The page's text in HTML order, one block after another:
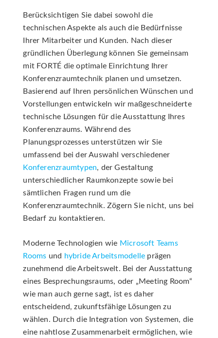
Berücksichtigen Sie dabei sowohl die
technischen Aspekte als auch die Bedürfnisse
Ihrer Mitarbeiter und Kunden. Nach dieser
gründlichen Überlegung können Sie gemeinsam
mit FORTÉ die optimale Einrichtung Ihrer
Konferenzraumtechnik planen und umsetzen.
Basierend auf Ihren persönlichen Wünschen und
Vorstellungen entwickeln wir maßgeschneiderte
technische Lösungen für die Ausstattung Ihres
Konferenzraums. Während des
Planungsprozesses unterstützen wir Sie
umfassend bei der Auswahl verschiedener
Konferenzraumtypen, der Gestaltung
unterschiedlicher Raumkonzepte sowie bei
sämtlichen Fragen rund um die
Konferenzraumtechnik. Zögern Sie nicht, uns bei
Bedarf zu kontaktieren.
Moderne Technologien wie Microsoft Teams
Rooms und hybride Arbeitsmodelle prägen
zunehmend die Arbeitswelt. Bei der Ausstattung
eines Besprechungsraums, oder „Meeting Room“
wie man auch gerne sagt, ist es daher
entscheidend, zukunftsfähige Lösungen zu
wählen. Durch die Integration von Systemen, die
eine nahtlose Zusammenarbeit ermöglichen, wie